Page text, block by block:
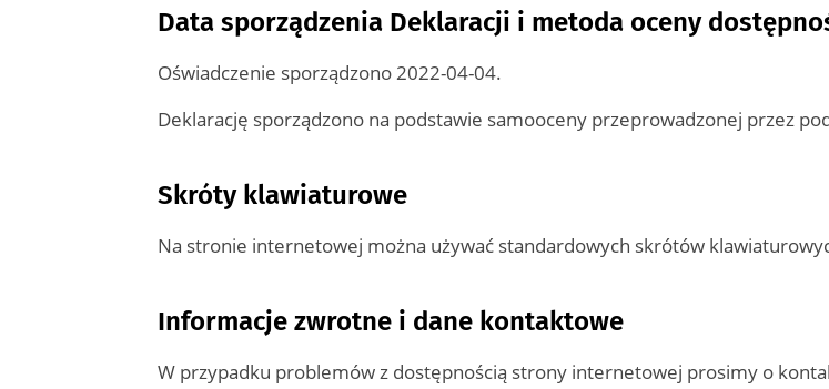
Data sporządzenia Deklaracji i metoda oceny
Oświadczenie sporządzono2022-04-04.
Deklarację sporządzono na podstawie samooceny przeprowadzonej przez
Skróty klawiaturowe
Na stronie internetowej można używać standardowych skrótów
Informacje zwrotne i dane kontaktowe
W przypadku problemów z dostępnością strony internetowej prosimy o